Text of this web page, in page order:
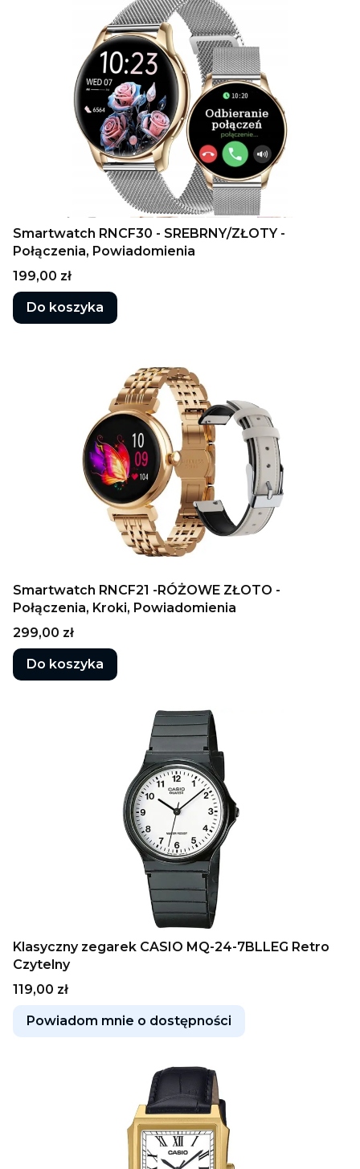
Smartwatch RNCF30 - SREBRNY/ZŁOTY -
Połączenia, Powiadomienia
Cena
199,00 zł
Do koszyka
Smartwatch RNCF21 -RÓŻOWE ZŁOTO -
Połączenia, Kroki, Powiadomienia
Cena
299,00 zł
Do koszyka
Klasyczny zegarek CASIO MQ-24-7BLLEG Retro
Czytelny
Cena
119,00 zł
Powiadom mnie o dostępności